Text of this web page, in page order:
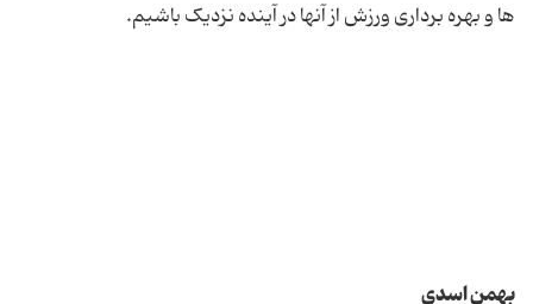
ها و بهره برداری ورزش از آنها در آینده نزدیک باشیم.
بهمن اسدی